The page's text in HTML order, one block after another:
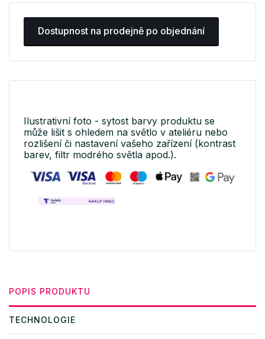
Dostupnost na prodejně po objednání
Ilustrativní foto - sytost barvy produktu se
může lišit s ohledem na světlo v ateliéru nebo
rozlišení či nastavení vašeho zařízení (kontrast
barev, filtr modrého světla apod.).
POPIS PRODUKTU
TECHNOLOGIE